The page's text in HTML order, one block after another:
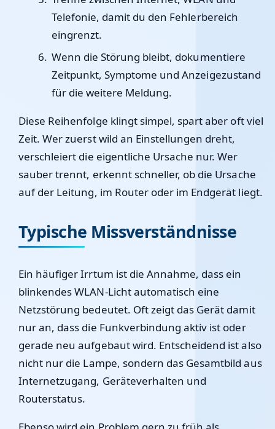
Telefonie, damit du den Fehlerbereich
eingrenzt.
Wenn die Störung bleibt, dokumentiere
Zeitpunkt, Symptome und Anzeigezustand
für die weitere Meldung.
Diese Reihenfolge klingt simpel, spart aber oft viel
Zeit. Wer zuerst wild an Einstellungen dreht,
verschleiert die eigentliche Ursache nur. Wer
sauber trennt, erkennt schneller, ob die Ursache
auf der Leitung, im Router oder im Endgerät liegt.
Typische Missverständnisse
Ein häufiger Irrtum ist die Annahme, dass ein
blinkendes WLAN-Licht automatisch eine
Netzstörung bedeutet. Oft zeigt das Gerät damit
nur an, dass die Funkverbindung aktiv ist oder
gerade neu aufgebaut wird. Entscheidend ist also
nicht nur die Lampe, sondern das Gesamtbild aus
Internetzugang, Geräteverhalten und
Routerstatus.